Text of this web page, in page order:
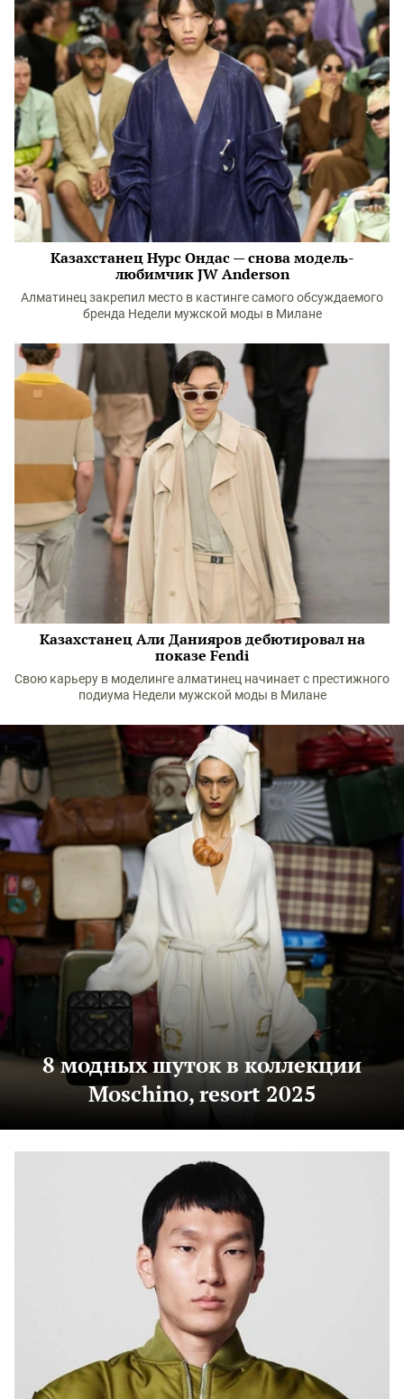
Казахстанец Нурс Ондас — снова модель-
любимчик JW Anderson
Алматинец закрепил место в кастинге самого обсуждаемого
бренда Недели мужской моды в Милане
Казахстанец Али Данияров дебютировал на
показе Fendi
Свою карьеру в моделинге алматинец начинает с престижного
подиума Недели мужской моды в Милане
8 модных шуток в коллекции
Moschino, resort 2025